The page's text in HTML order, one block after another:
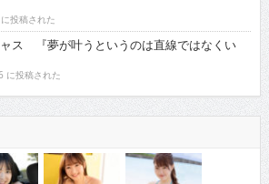
投稿された
ス 『夢が叶うというのは直線ではなくい
に投稿された